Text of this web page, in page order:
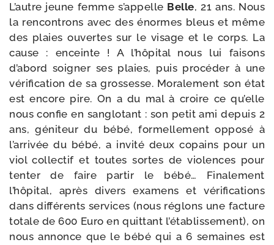
L’autre jeune femme s’appelle Belle, 21 ans. Nous
la ren­con­trons avec des énormes bleus et même
des plaies ouvertes sur le visage et le corps. La
cause : enceinte ! A l’hôpital nous lui fai­sons
d’abord soi­gner ses plaies, puis pro­cé­der à une
véri­fi­ca­tion de sa gros­sesse. Moralement son état
est encore pire. On a du mal à croire ce qu’elle
nous confie en san­glo­tant : son petit ami depuis 2
ans, géni­teur du bébé, for­mel­le­ment oppo­sé à
l’arrivée du bébé, a invi­té deux copains pour un
viol col­lec­tif et toutes sortes de vio­lences pour
ten­ter de faire par­tir le bébé… Finalement
l’hôpital, après divers exa­mens et véri­fi­ca­tions
dans dif­fé­rents ser­vices (nous réglons une fac­ture
totale de 600 Euro en quit­tant l’établissement), on
nous annonce que le bébé qui a 6 semaines est